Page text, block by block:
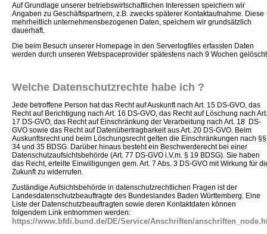
Auf Grundlage unserer betriebswirtschaftlichen Interessen speichern wir
Angaben zu Geschäftspartnern, z.B. zwecks späterer Kontaktaufnahme. Diese
mehrheitlich unternehmensbezogenen Daten, speichern wir grundsätzlich
dauerhaft.
Die beim Besuch unserer Homepage in den Serverlogfiles erfassten Daten
werden durch unseren Webspaceprovider spätestens nach 9 Wochen
Welche Datenschutzrechte habe ich ?
Jede betroffene Person hat das Recht auf Auskunft nach Art. 15 DS-GVO, das
Recht auf Berichtigung nach Art. 16 DS-GVO, das Recht auf Löschung nach Art.
17 DS-GVO, das Recht auf Einschränkung der Verarbeitung nach Art. 18 DS-
GVO sowie das Recht auf Datenübertragbarkeit aus Art. 20 DS-GVO. Beim
Auskunftsrecht und beim Löschungsrecht gelten die Einschränkungen nach §§
34 und 35 BDSG. Darüber hinaus besteht ein Beschwerderecht bei einer
Datenschutzaufsichtsbehörde (Art. 77 DS-GVO i.V.m. § 19 BDSG). Sie haben
das Recht, erteilte Einwilligungen gem. Art. 7 Abs. 3 DS-GVO mit Wirkung für
Zukunft zu widerrufen.
Zuständige Aufsichtsbehörde in datenschutzrechtlichen Fragen ist der
Landesdatenschutzbeauftragte des Bundeslandes Baden Württemberg. Eine
Liste der Datenschutzbeauftragten sowie deren Kontaktdaten können
folgendem Link entnommen werden:
https://www.bfdi.bund.de/DE/Service/Anschriften/